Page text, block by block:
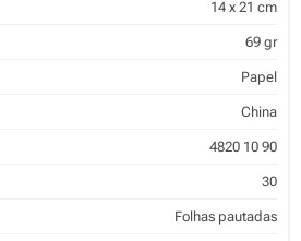
14 x 21 cm
69 gr
Papel
China
4820 10 90
30
Folhas pautadas